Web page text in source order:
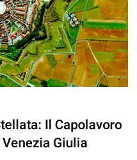
Il Capolavoro
Giulia